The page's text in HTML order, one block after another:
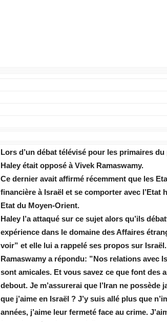
Lors d’un débat télévisé pour les primaires
Haley était opposé à Vivek Ramaswamy.
Ce dernier avait affirmé récemment que les
financière à Israël et se comporter avec l’Etat
Etat du Moyen-Orient.
Haley l’a attaqué sur ce sujet alors qu’ils
expérience dans le domaine des Affaires
voir” et elle lui a rappelé ses propos sur Israël.
Ramaswamy a répondu: ”Nos relations avec
sont amicales. Et vous savez ce que font des
debout. Je m’assurerai que l’Iran ne possède
que j’aime en Israël ? J’y suis allé plus que
années, j’aime leur fermeté face au crime.